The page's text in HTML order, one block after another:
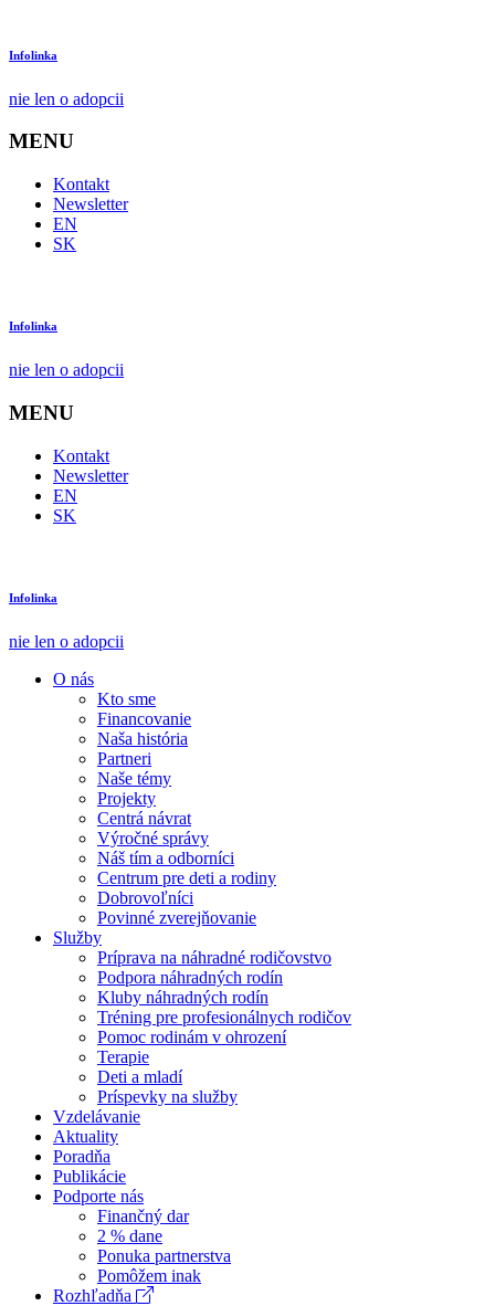
Infolinka
nie len o adopcii
MENU
Kontakt
Newsletter
EN
SK
Infolinka
nie len o adopcii
MENU
Kontakt
Newsletter
EN
SK
Infolinka
nie len o adopcii
O nás
Kto sme
Financovanie
Naša história
Partneri
Naše témy
Projekty
Centrá návrat
Výročné správy
Náš tím a odborníci
Centrum pre deti a rodiny
Dobrovoľníci
Povinné zverejňovanie
Služby
Príprava na náhradné rodičovstvo
Podpora náhradných rodín
Kluby náhradných rodín
Tréning pre profesionálnych rodičov
Pomoc rodinám v ohrození
Terapie
Deti a mladí
Príspevky na služby
Vzdelávanie
Aktuality
Poradňa
Publikácie
Podporte nás
Finančný dar
2 % dane
Ponuka partnerstva
Pomôžem inak
Rozhľadňa